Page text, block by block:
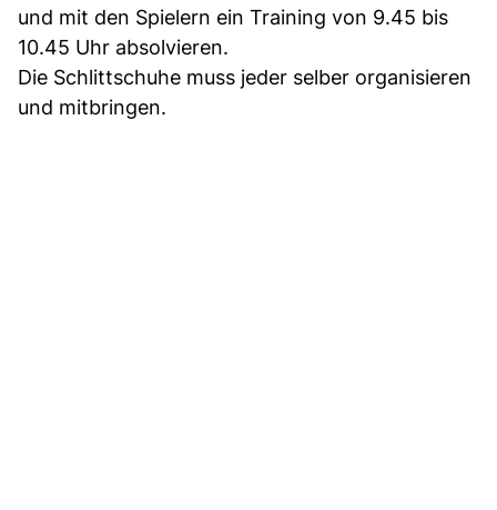
und mit den Spielern ein Training von 9.45 bis
10.45 Uhr absolvieren.
Die Schlittschuhe muss jeder selber organisieren
und mitbringen.